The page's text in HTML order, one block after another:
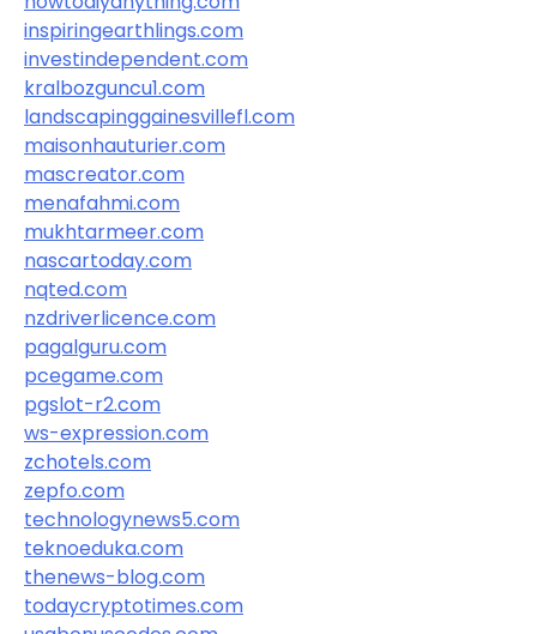
inspiringearthlings.com
investindependent.com
kralbozguncu1.com
landscapinggainesvillefl.com
maisonhauturier.com
mascreator.com
menafahmi.com
mukhtarmeer.com
nascartoday.com
nqted.com
nzdriverlicence.com
pagalguru.com
pcegame.com
pgslot-r2.com
ws-expression.com
zchotels.com
zepfo.com
technologynews5.com
teknoeduka.com
thenews-blog.com
todaycryptotimes.com